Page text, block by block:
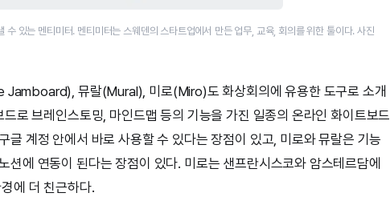
수 있는 멘티미터. 멘티미터는 스웨덴의 스타트업에서 만든 업무, 교육, 회의를 위한 툴이다. 사진
Jamboard), 뮤랄(Mural), 미로(Miro)도 화상회의에 유용한 도구로 소개
로 브레인스토밍, 마인드맵 등의 기능을 가진 일종의 온라인 화이트보드
글 계정 안에서 바로 사용할 수 있다는 장점이 있고, 미로와 뮤랄은 기능
션에 연동이 된다는 장점이 있다. 미로는 샌프란시스코와 암스테르담에
에 더 친근하다.